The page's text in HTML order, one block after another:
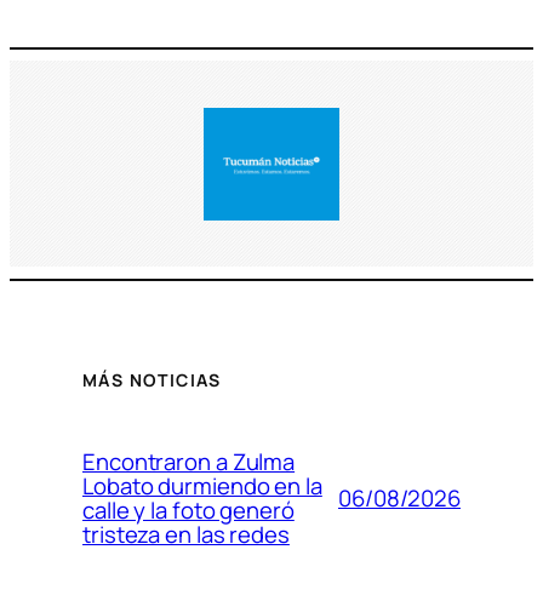
MÁS NOTICIAS
Encontraron a Zulma
Lobato durmiendo en la
calle y la foto generó
tristeza en las redes
06/08/2026